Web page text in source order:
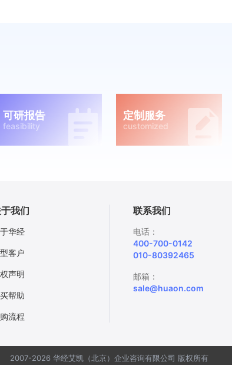
可研报告
feasibility
定制服务
customized
我们
华经
客户
声明
帮助
流程
联系我们
电话：
400-700-0142
010-80392465
邮箱：
sale@huaon.com
2007-2026 华经艾凯（北京）企业咨询有限公司 版权所有